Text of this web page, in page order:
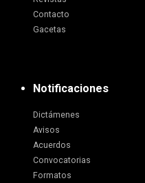
Contacto
Gacetas
Notificaciones
Dictámenes
Avisos
Acuerdos
Convocatorias
Formatos